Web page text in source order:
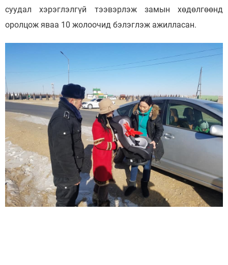
суудал хэрэглэлгүй тээвэрлэж замын хөдөлгөөнд
оролцож яваа 10 жолоочид бэлэглэж ажилласан.